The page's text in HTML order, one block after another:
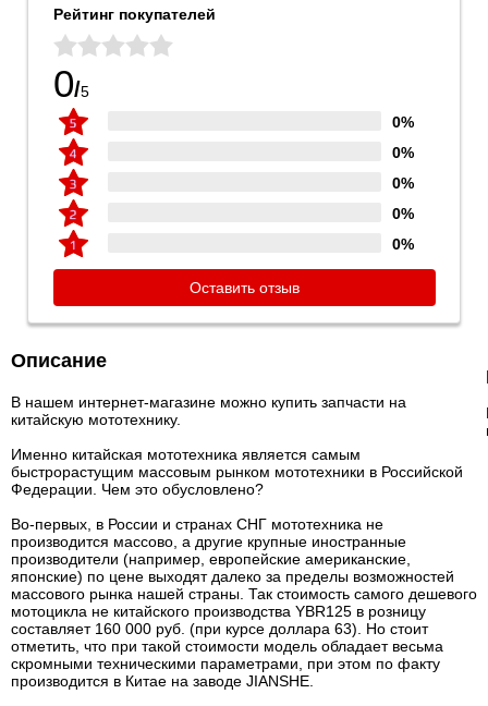
Рейтинг покупателей
0/5
0%
0%
0%
0%
0%
Оставить отзыв
Описание
В нашем интернет-магазине можно купить запчасти на
китайскую мототехнику.
Именно китайская мототехника является самым
быстрорастущим массовым рынком мототехники в Российской
Федерации. Чем это обусловлено?
Во-первых, в России и странах СНГ мототехника не
производится массово, а другие крупные иностранные
производители (например, европейские американские,
японские) по цене выходят далеко за пределы возможностей
массового рынка нашей страны. Так стоимость самого дешевого
мотоцикла не китайского производства YBR125 в розницу
составляет 160 000 руб. (при курсе доллара 63). Но стоит
отметить, что при такой стоимости модель обладает весьма
скромными техническими параметрами, при этом по факту
производится в Китае на заводе JIANSHE.